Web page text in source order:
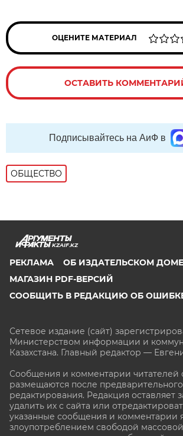
ОЦЕНИТЕ МАТЕРИАЛ
ОСТАВИТЬ
Подписывайтесь на АиФ в
ОБЩЕСТВО
KZAIF.KZ
РЕКЛАМА
ОБ ИЗДАТЕЛЬСКОМ ДОМЕ
МАГАЗИН PDF-ВЕРСИЙ
СООБЩИТЬ В РЕДАКЦИЮ ОБ
Сетевое издание (сайт)
Министерством информации и
Казахстана. Главный редактор —
Сообщения и комментарии читателей
размещаются после предварительного
редактирования. Редакция оставляет
удалить их с сайта или
указанные сообщения и комментарии
злоупотреблением свободой